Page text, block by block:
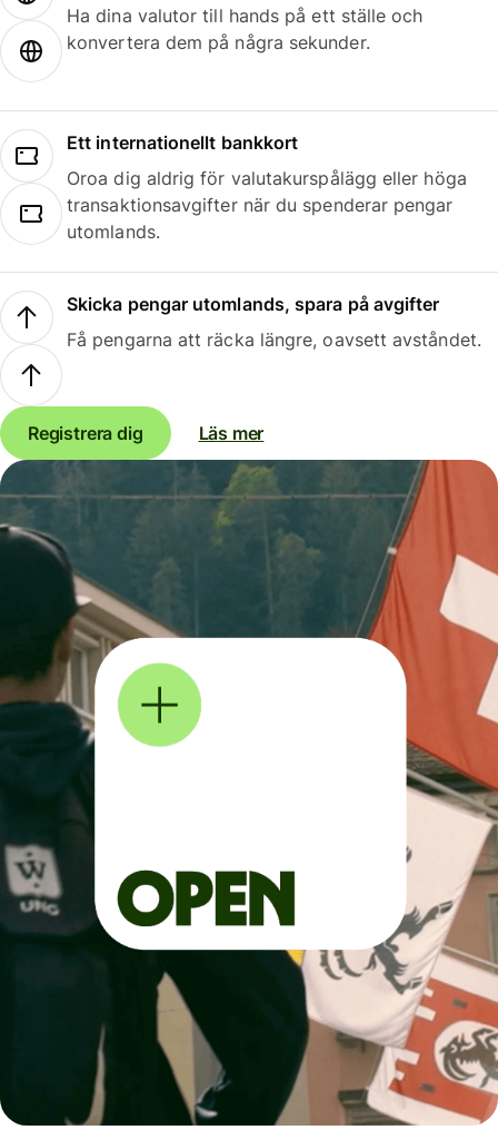
Ha dina valutor till hands på ett ställe och
konvertera dem på några sekunder.
Ett internationellt bankkort
Oroa dig aldrig för valutakurspålägg eller höga
transaktionsavgifter när du spenderar pengar
utomlands.
Skicka pengar utomlands, spara på avgifter
Få pengarna att räcka längre, oavsett avståndet.
Registrera dig Läs mer